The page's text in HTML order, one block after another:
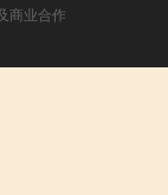
商业合作